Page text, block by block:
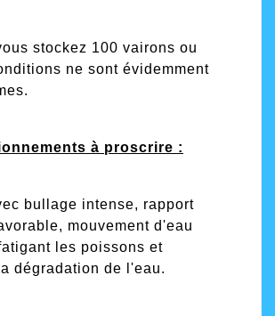
stockez 100 vairons ou
ne sont évidemment
à proscrire :
bullage intense, rapport
mouvement d'eau
les poissons et
dégradation de l'eau.